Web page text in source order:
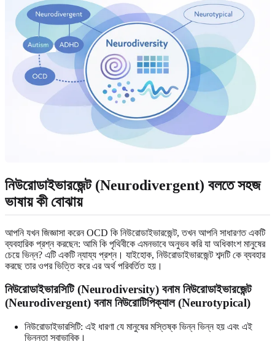
নিউরোডাইভারজেন্ট (Neurodivergent) বলতে সহজ
ভাষায় কী বোঝায়
আপনি যখন জিজ্ঞাসা করেন OCD কি নিউরোডাইভারজেন্ট, তখন আপনি সাধারণত একটি
ব্যবহারিক প্রশ্ন করছেন: আমি কি পৃথিবীকে এমনভাবে অনুভব করি যা অধিকাংশ মানুষের
চেয়ে ভিন্ন? এটি একটি ন্যায্য প্রশ্ন। যাইহোক, নিউরোডাইভারজেন্ট শব্দটি কে ব্যবহার
করছে তার ওপর ভিত্তি করে এর অর্থ পরিবর্তিত হয়।
নিউরোডাইভারসিটি (Neurodiversity) বনাম নিউরোডাইভারজেন্ট
(Neurodivergent) বনাম নিউরোটিপিক্যাল (Neurotypical)
নিউরোডাইভারসিটি: এই ধারণা যে মানুষের মস্তিষ্ক ভিন্ন ভিন্ন হয় এবং এই
ভিন্নতা স্বাভাবিক।